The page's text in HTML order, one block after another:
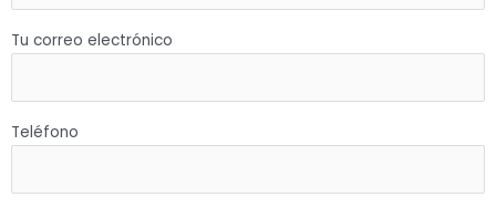
Tu correo electrónico
Teléfono